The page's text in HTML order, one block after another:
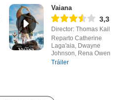
Vaiana
3,3
Director: Thomas Kail
Reparto Catherine
Laga'aia, Dwayne
Johnson, Rena Owen
Tráiler